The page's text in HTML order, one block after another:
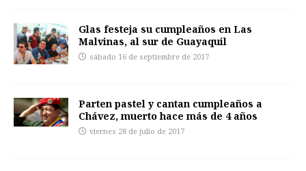
Glas festeja su cumpleaños en Las
Malvinas, al sur de Guayaquil
sábado 16 de septiembre de 2017
Parten pastel y cantan cumpleaños a
Chávez, muerto hace más de 4 años
viernes 28 de julio de 2017